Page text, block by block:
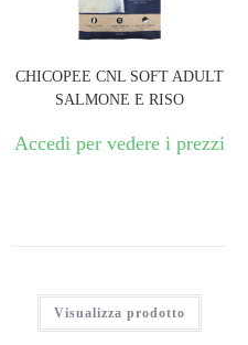
CHICOPEE CNL SOFT ADULT
SALMONE E RISO
Accedi per vedere i prezzi
Visualizza prodotto